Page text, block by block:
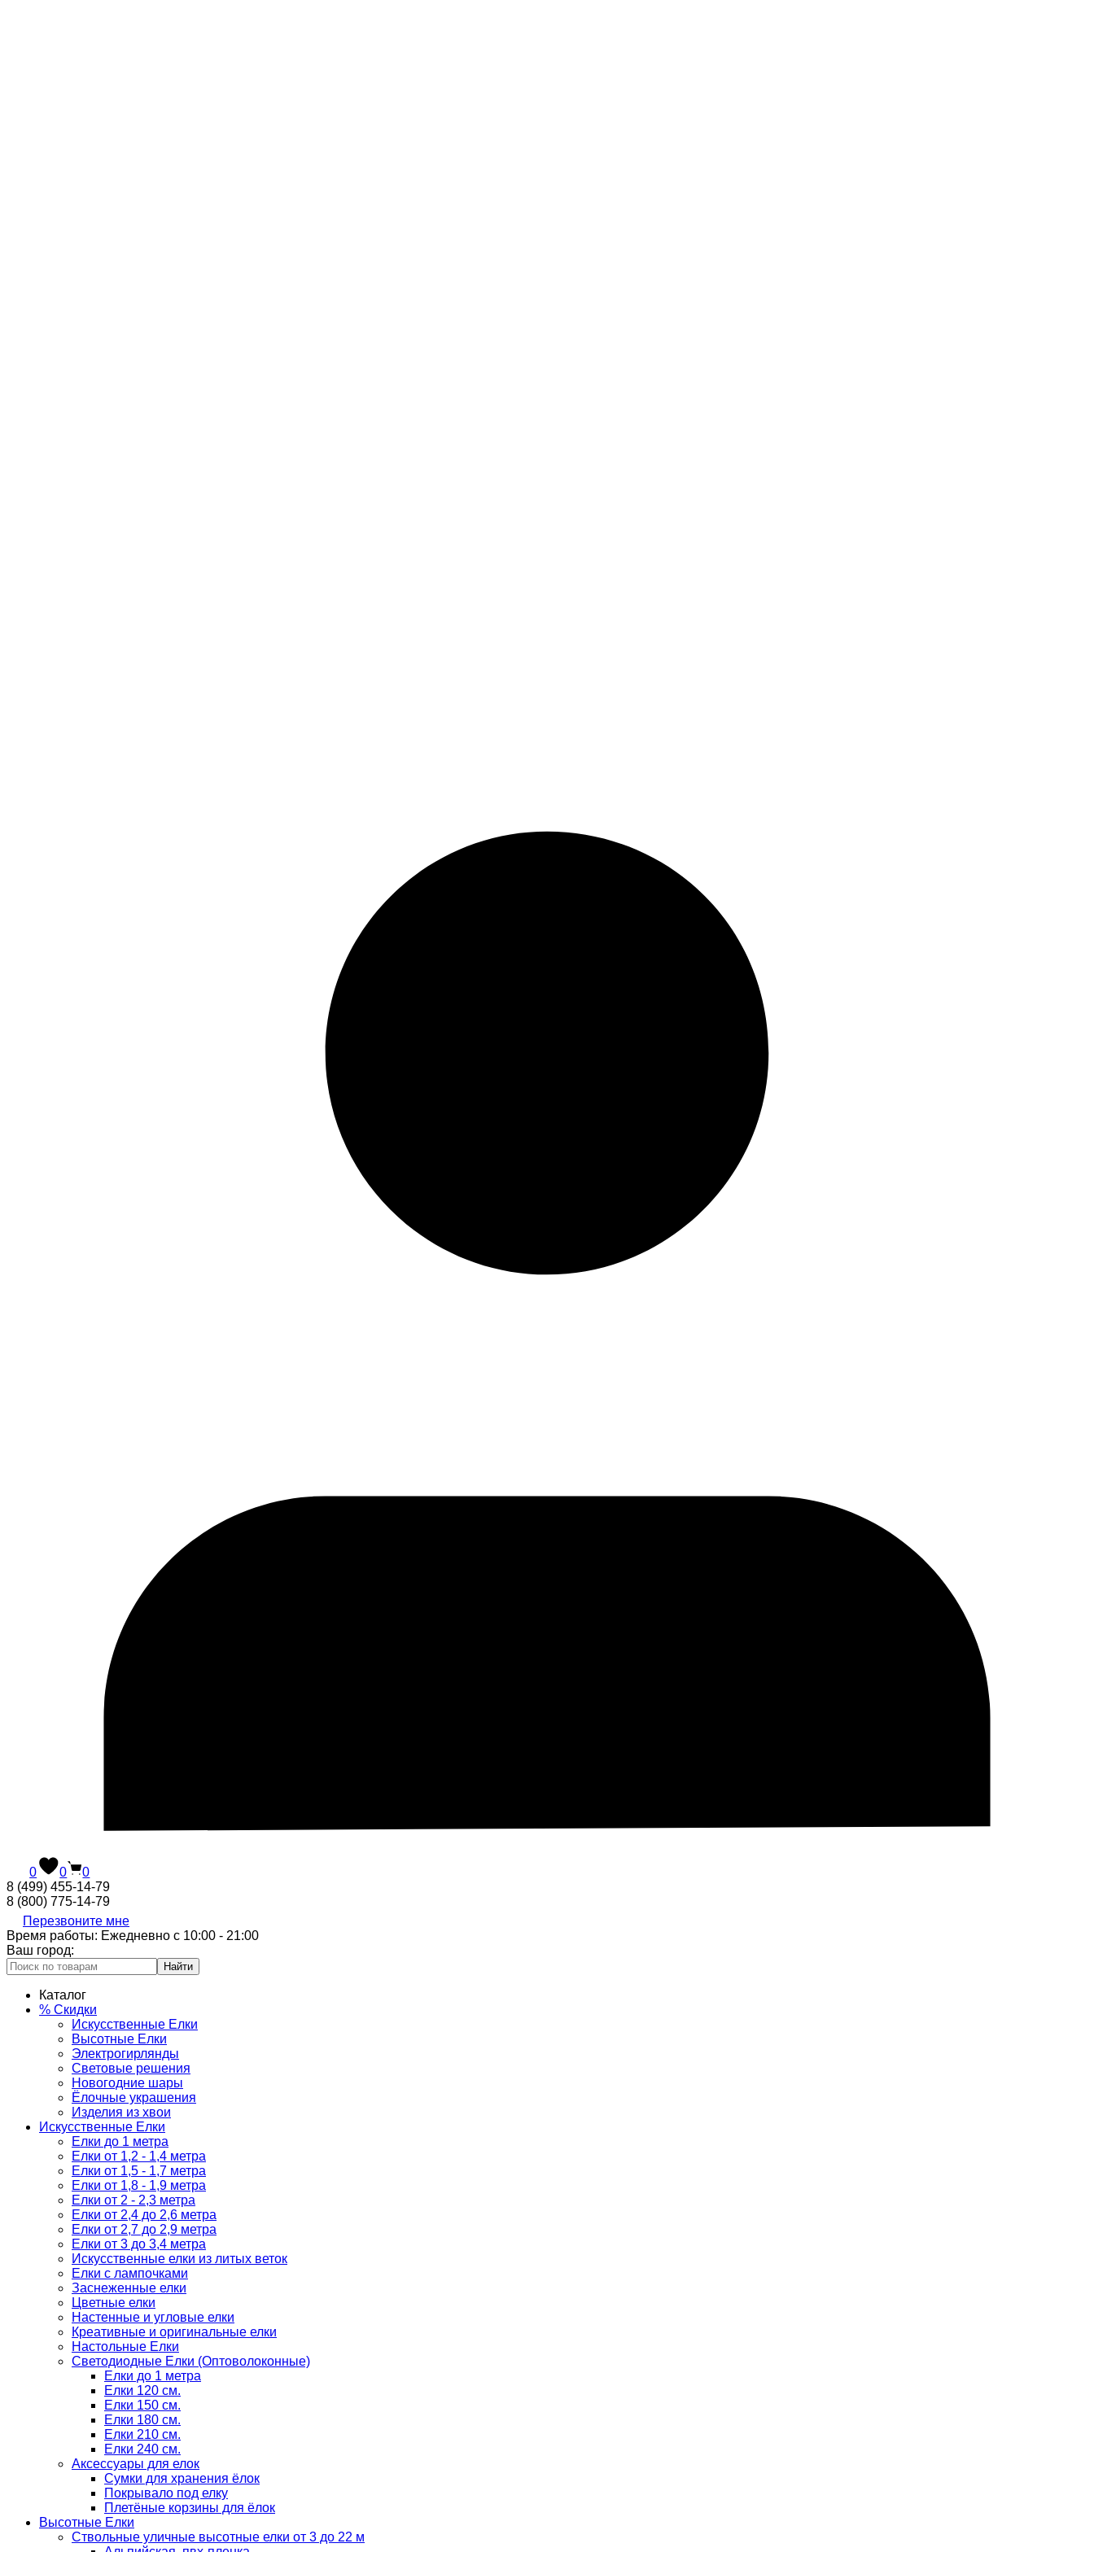
0 0
0
8 (499) 455-14-79
8 (800) 775-14-79
Перезвоните мне
Время работы: Ежедневно с 10:00 - 21:00
Ваш город:
Найти
Каталог
% Скидки
Искусственные Елки
Высотные Елки
Электрогирлянды
Световые решения
Новогодние шары
Ёлочные украшения
Изделия из хвои
Искусственные Елки
Елки до 1 метра
Елки от 1,2 - 1,4 метра
Елки от 1,5 - 1,7 метра
Елки от 1,8 - 1,9 метра
Елки от 2 - 2,3 метра
Елки от 2,4 до 2,6 метра
Елки от 2,7 до 2,9 метра
Елки от 3 до 3,4 метра
Искусственные елки из литых веток
Елки с лампочками
Заснеженные елки
Цветные елки
Настенные и угловые елки
Креативные и оригинальные елки
Настольные Елки
Светодиодные Елки (Оптоволоконные)
Елки до 1 метра
Елки 120 см.
Елки 150 см.
Елки 180 см.
Елки 210 см.
Елки 240 см.
Аксессуары для елок
Сумки для хранения ёлок
Покрывало под елку
Плетёные корзины для ёлок
Высотные Елки
Ствольные уличные высотные елки от 3 до 22 м